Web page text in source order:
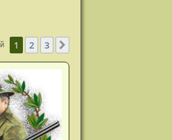
1 2 3